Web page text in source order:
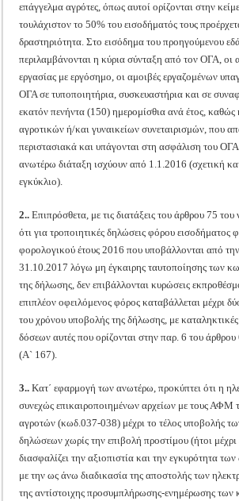
επάγγελμα αγρότες, όπως αυτοί ορίζονται στην
τουλάχιστον το 50% του εισοδήματός τους
δραστηριότητα. Στο εισόδημα του προηγούμενου
περιλαμβάνονται η κύρια σύνταξη από τον ΟΓΑ, οι
εργασίας με εργόσημο, οι αμοιβές εργαζομένων
ΟΓΑ σε τυποποιητήρια, συσκευαστήρια και σε
εκατόν πενήντα (150) ημερομίσθια ανά έτος, καθώς
αγροτικών ή/και γυναικείων συνεταιρισμών, που
περιστασιακά και υπάγονται στη ασφάλιση του
ανωτέρω διάταξη ισχύουν από 1.1.2016 (σχετική
εγκύκλιο).
2.. Επιπρόσθετα, με τις διατάξεις του άρθρου 75
ότι για τροποιητικές δηλώσεις φόρου
φορολογικού έτους 2016 που υποβάλλονται από
31.10.2017 λόγω μη έγκαιρης ταυτοποίησης των
της δήλωσης, δεν επιβάλλονται κυρώσεις
επιπλέον οφειλόμενος φόρος καταβάλλεται μέχρι
του χρόνου υποβολής της δήλωσης, με
δόσεων αυτές που ορίζονται στην παρ. 6 του
(Α` 167).
3.. Κατ΄ εφαρμογή των ανωτέρω, προκύπτει ότι η
συνεχώς επικαιροποιημένων αρχείων με τους ΑΦΜ
αγροτών (κωδ.037-038) μέχρι το τέλος υποβολής
δηλώσεων χωρίς την επιβολή προστίμου (ήτοι
διασφαλίζει την αξιοπιστία και την εγκυρότητα
με την ως άνω διαδικασία της αποστολής των
της αντίστοιχης προσυμπλήρωσης-ενημέρωσης